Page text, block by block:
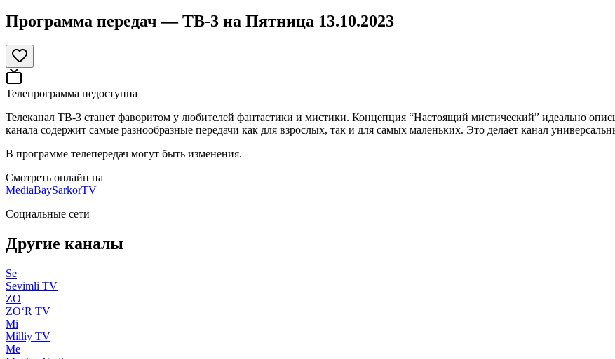
Программа передач —ТВ-3 на Пятница 13.10.2023
Телепрограмма недоступна
Телеканал ТВ-3 станет фаворитом у любителей фантастики и мистики. Концепция “Настоящий мистический” идеально
канала содержит самые разнообразные передачи как для взрослых, так и для самых маленьких. Это делает канал
В программе телепередач могут быть изменения.
Смотреть онлайн на
MediaBaySarkorTV
Социальные сети
Другие каналы
Se
Sevimli TV
ZO
ZO‘R TV
Mi
Milliy TV
Me